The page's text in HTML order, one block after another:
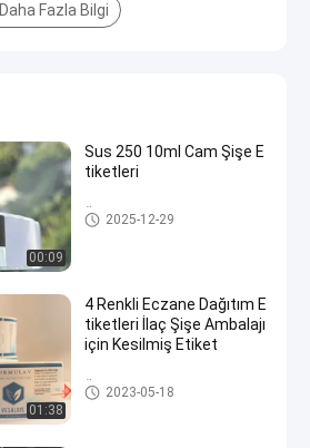
Daha Fazla Bilgi
00:09
Sus 250 10ml Cam Şişe E
tiketleri
Özel şişe etiketleri
2025-12-29
01:38
4 Renkli Eczane Dağıtım E
tiketleri İlaç Şişe Ambalajı
için Kesilmiş Etiket
Özel şişe etiketleri
2023-05-18